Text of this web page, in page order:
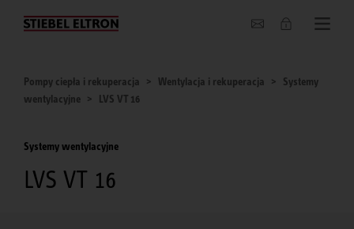
O nas
Pompy ciepła i rekuperacja Wentylacja i rekuperacja
Systemy
wentylacyjne
LVS VT 16
Systemy wentylacyjne
LVS VT 16